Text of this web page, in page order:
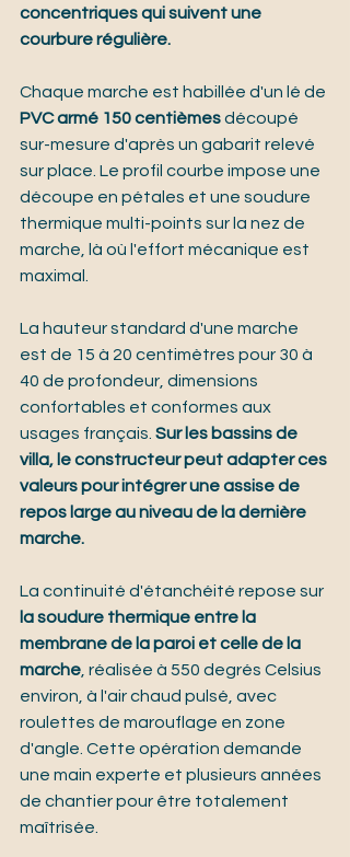
concentriques qui suivent une
courbure régulière.
Chaque marche est habillée d'un lé de
PVC armé 150 centièmes découpé
sur-mesure d'après un gabarit relevé
sur place. Le profil courbe impose une
découpe en pétales et une soudure
thermique multi-points sur la nez de
marche, là où l'effort mécanique est
maximal.
La hauteur standard d'une marche
est de 15 à 20 centimètres pour 30 à
40 de profondeur, dimensions
confortables et conformes aux
usages français. Sur les bassins de
villa, le constructeur peut adapter ces
valeurs pour intégrer une assise de
repos large au niveau de la dernière
marche.
La continuité d'étanchéité repose sur
la soudure thermique entre la
membrane de la paroi et celle de la
marche, réalisée à 550 degrés Celsius
environ, à l'air chaud pulsé, avec
roulettes de marouflage en zone
d'angle. Cette opération demande
une main experte et plusieurs années
de chantier pour être totalement
maîtrisée.